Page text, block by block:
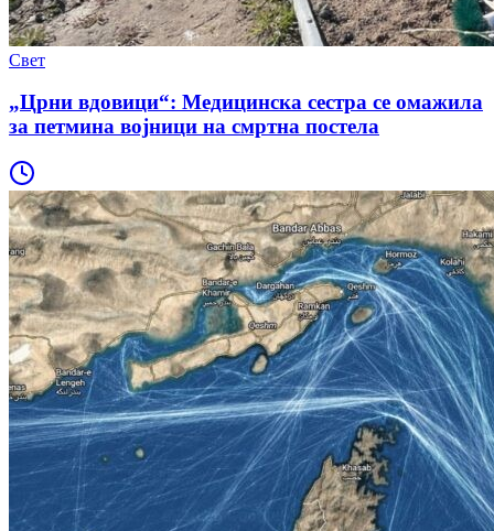
Свет
„Црни вдовици“: Медицинска сестра се омажила
за петмина војници на смртна постела